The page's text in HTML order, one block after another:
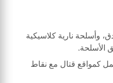
وأسلحة نارية كلاسيكية
الأسلحة.
كمواقع قتال مع نقاط